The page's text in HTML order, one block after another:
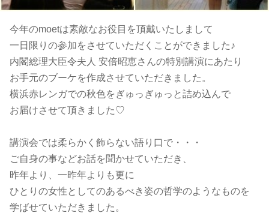
今年のmoetは素敵なお役目を頂戴いたしまして
一日限りの参加をさせていただくことができました♪
内閣総理大臣令夫人 安倍昭恵さんの特別講演にあたり
お手元のブーケを作成させていただきました。
横浜赤レンガでの秋色をぎゅっぎゅっと詰め込んで
お届けさせて頂きました♡
講演会では柔らかく飾らない語り口で・・・
ご自身の事などお話を聞かせていただき、
昨年より、一昨年よりも更に
ひとりの女性としてのあるべき姿の哲学のようなものを
学ばせていただきました。